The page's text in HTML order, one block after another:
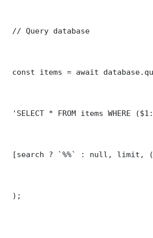
// Query database
const items = await
'SELECT * FROM items WHERE
[search ? `%%` : null, limit,
);